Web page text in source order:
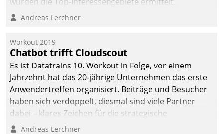
Andreas Lerchner
Workout 2019
Chatbot trifft Cloudscout
Es ist Datatrains 10. Workout in Folge, vor einem
Jahrzehnt hat das 20-jährige Unternehmen das erste
Anwendertreffen organisiert. Beiträge und Besucher
haben sich verdoppelt, diesmal sind viele Partner
dabei – klares Zeichen für die strategische
Fokussierung auf den Kunden.
Andreas Lerchner